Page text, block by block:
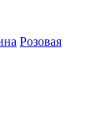
Розовая